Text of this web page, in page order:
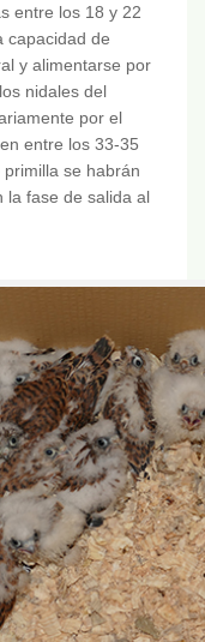
entre los 18 y 22
capacidad de
y alimentarse por
nidales del
por el
entre los 33-35
se habrán
la fase de salida al